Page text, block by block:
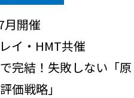
月開催
イ・HMT共催
完結！失敗しない「原
価戦略」